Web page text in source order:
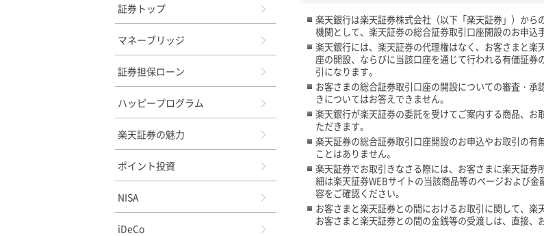
楽天銀行は楽天証券株式会社（以下「楽天証券」）か
機関として、楽天証券の総合証券取引口座開設のお申込
楽天銀行には、楽天証券の代理権はなく、お客さまと
座の開設、ならびに当該口座を通じて行われる有価証
引になります。
お客さまの総合証券取引口座の開設についての審査・
きについてはお答えできません。
楽天銀行が楽天証券の委託を受けてご案内する商品、
ただきます。
楽天証券の総合証券取引口座開設のお申込やお取引の
ことはありません。
楽天証券でお取引きなさる際には、お客さまに楽天証
細は楽天証券WEBサイトの当該商品等のページおよび
容をご確認ください。
お客さまと楽天証券との間におけるお取引に関して、楽
お客さまと楽天証券との間の金銭等の受渡しは、直接、
証券トップ
マネーブリッジ
証券担保ローン
ハッピープログラム
楽天証券の魅力
ポイント投資
NISA
iDeCo